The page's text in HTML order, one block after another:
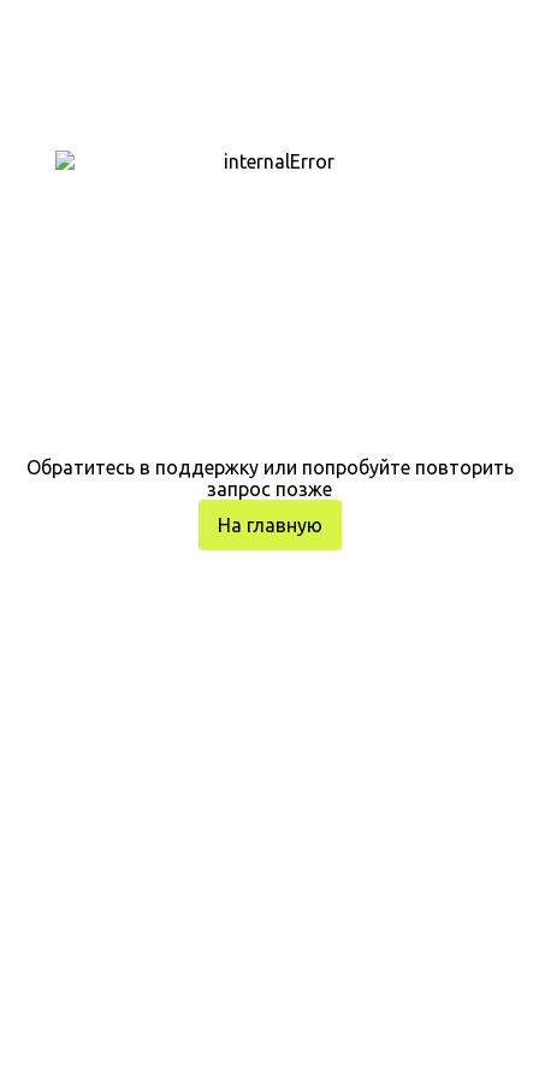
Обратитесь в поддержку или попробуйте повторить
запрос позже
На главную